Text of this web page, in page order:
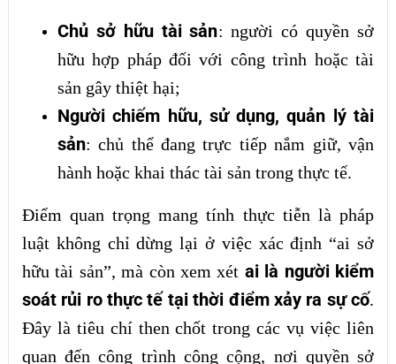
Chủ sở hữu tài sản: người có quyền sở
hữu hợp pháp đối với công trình hoặc tài
sản gây thiệt hại;
Người chiếm hữu, sử dụng, quản lý tài
sản: chủ thể đang trực tiếp nắm giữ, vận
hành hoặc khai thác tài sản trong thực tế.
Điểm quan trọng mang tính thực tiễn là pháp
luật không chỉ dừng lại ở việc xác định “ai sở
hữu tài sản”, mà còn xem xét ai là người kiểm
soát rủi ro thực tế tại thời điểm xảy ra sự cố.
Đây là tiêu chí then chốt trong các vụ việc liên
quan đến công trình công cộng, nơi quyền sở